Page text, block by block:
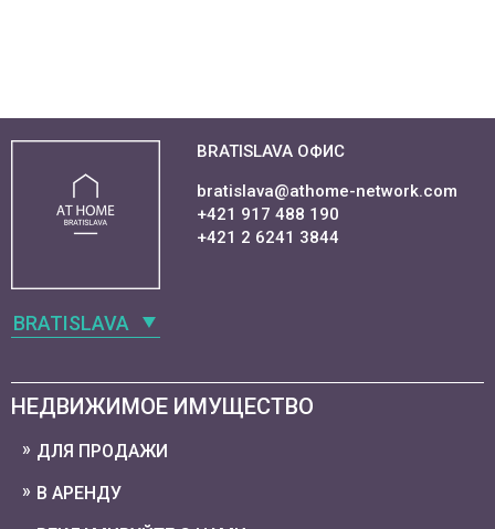
BRATISLAVA
BRATISLAVA ОФИС
bratislava@athome-network.com
+421 917 488 190
+421 2 6241 3844
НЕДВИЖИМОЕ ИМУЩЕСТВО
ДЛЯ ПРОДАЖИ
В АРЕНДУ